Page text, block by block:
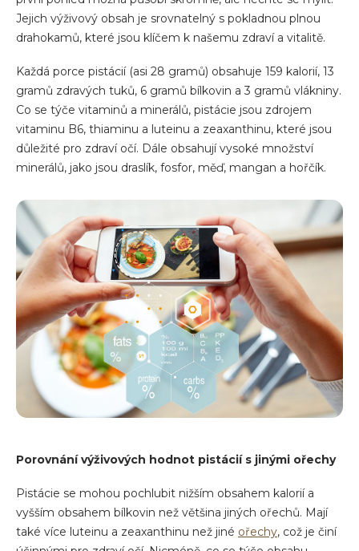
Jejich výživový obsah je srovnatelný s pokladnou plnou
drahokamů, které jsou klíčem k našemu zdraví a vitalitě.
Každá porce pistácií (asi 28 gramů) obsahuje 159 kalorií, 13
gramů zdravých tuků, 6 gramů bílkovin a 3 gramů vlákniny.
Co se týče vitaminů a minerálů, pistácie jsou zdrojem
vitaminu B6, thiaminu a luteinu a zeaxanthinu, které jsou
důležité pro zdraví očí. Dále obsahují vysoké množství
minerálů, jako jsou draslík, fosfor, měď, mangan a hořčík.
Porovnání výživových hodnot pistácií s jinými ořechy
Pistácie se mohou pochlubit nižším obsahem kalorií a
vyšším obsahem bílkovin než většina jiných ořechů. Mají
také více luteinu a zeaxanthinu než jiné ořechy, což je činí